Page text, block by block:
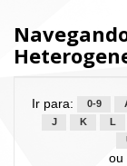
Ir para: 0-9
J
K L
ou